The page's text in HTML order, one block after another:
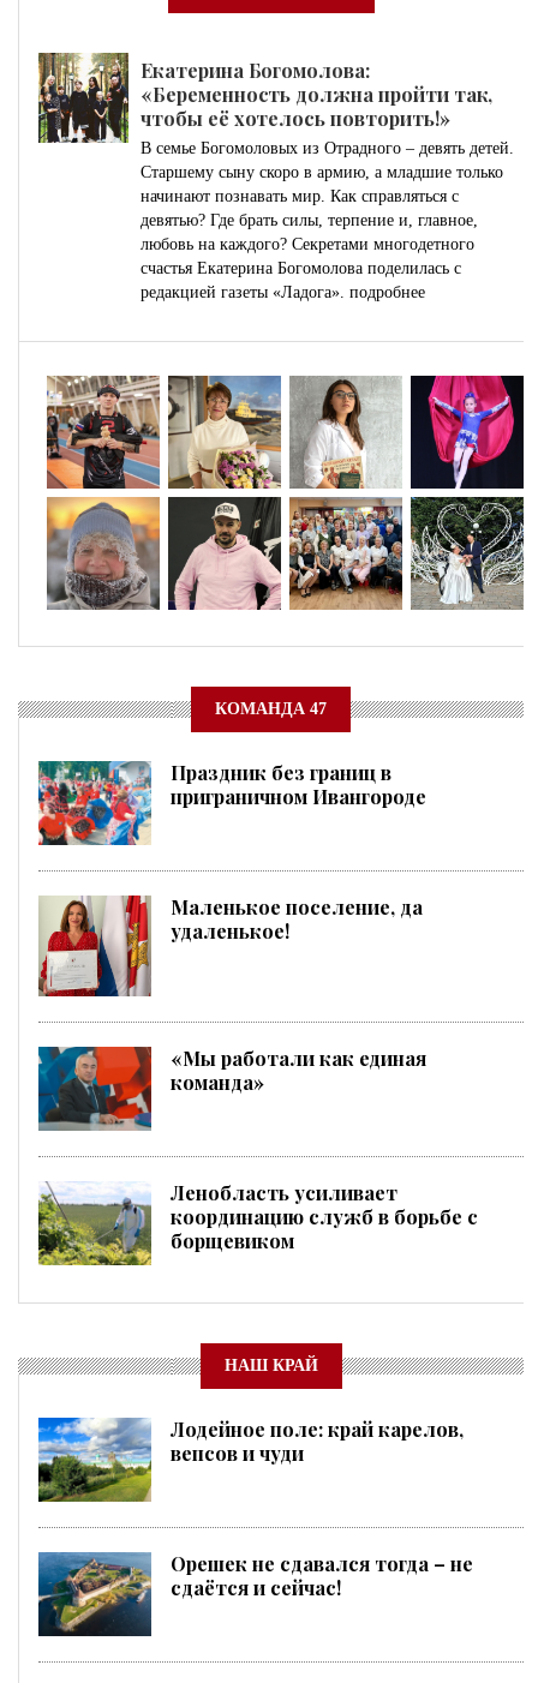
Екатерина Богомолова:
«Беременность должна пройти так,
чтобы её хотелось повторить!»
В семье Богомоловых из Отрадного – девять детей.
Старшему сыну скоро в армию, а младшие только
начинают познавать мир. Как справляться с
девятью? Где брать силы, терпение и, главное,
любовь на каждого? Секретами многодетного
счастья Екатерина Богомолова поделилась с
редакцией газеты «Ладога». подробнее
КОМАНДА 47
Праздник без границ в
приграничном Ивангороде
Маленькое поселение, да
удаленькое!
«Мы работали как единая
команда»
Ленобласть усиливает
координацию служб в борьбе с
борщевиком
НАШ КРАЙ
Лодейное поле: край карелов,
вепсов и чуди
Орешек не сдавался тогда – не
сдаётся и сейчас!